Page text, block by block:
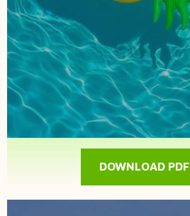
DOWNLOAD PDF